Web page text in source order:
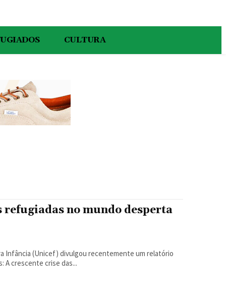
CULTURA
no mundo desperta
A crescente crise das...